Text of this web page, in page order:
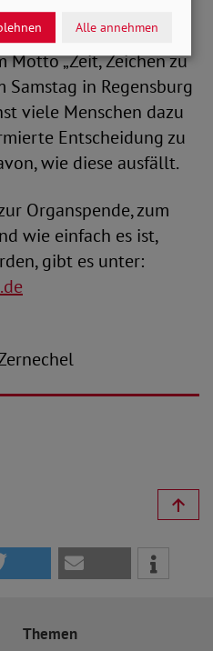
zum Tag der
Motto „Zeit, Zeichen zu
Samstag in Regensburg
viele Menschen dazu
Entscheidung zu
wie diese ausfällt.
Organspende, zum
wie einfach es ist,
gibt es unter:
Themen
Alle annehmen